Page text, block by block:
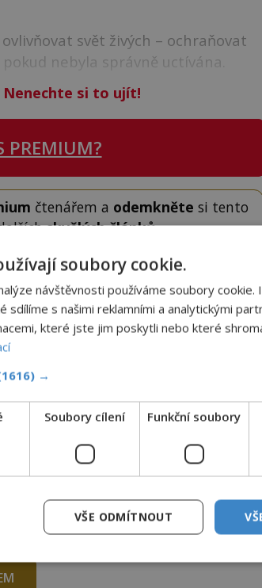
svět živých – ochraňovat
nebyla správně uctívána.
si to ujít!
PREMIUM?
čtenářem a odemkněte si tento
skvělých článků.
ČLÁNEK
tak učinit zasláním jediné SMS.
okénka a kliknutím na
na číslo903 33 20.
soubory cookie.
návštěvnosti používáme soubory cookie.
sdílíme s našimi reklamními a analytickými
které jste jim poskytli nebo které
→
Soubory cílení Funkční soubory
VŠE ODMÍTNOUT